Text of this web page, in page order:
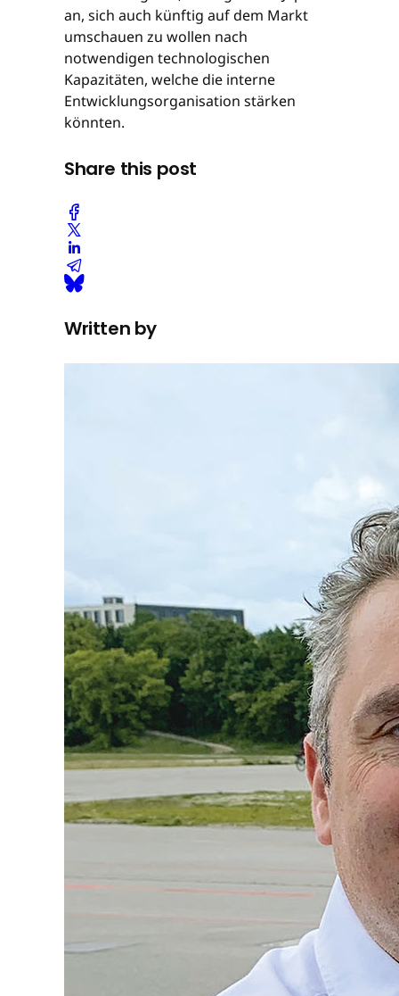
an, sich auch künftig auf dem Markt
umschauen zu wollen nach
notwendigen technologischen
Kapazitäten, welche die interne
Entwicklungsorganisation stärken
könnten.
Share this post
Written by